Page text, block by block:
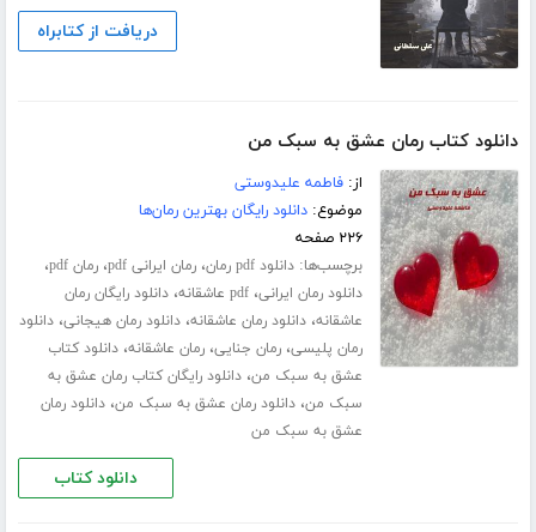
دریافت از کتابراه
دانلود کتاب رمان عشق به سبک من
از:فاطمه علیدوستی
موضوع:دانلود رایگان بهترین رمان‌ها
۲۲۶ صفحه
برچسب‌ها:دانلود pdf رمان ،رمان ایرانی pdf ،رمان pdf ،
دانلود رمان ایرانی،pdf عاشقانه ،دانلود رایگان رمان
عاشقانه،دانلود رمان عاشقانه،دانلود رمان هیجانی،دانلود
رمان پلیسی،رمان جنایی،رمان عاشقانه،دانلود کتاب
عشق به سبک من،دانلود رایگان کتاب رمان عشق به
سبک من،دانلود رمان عشق به سبک من،دانلود رمان
عشق به سبک من
دانلود کتاب